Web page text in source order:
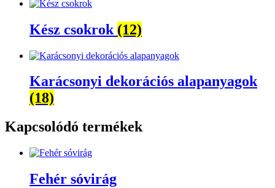
Kész csokrok (12)
Karácsonyi dekorációs alapanyagok
(18)
Kapcsolódó termékek
Fehér sóvirág